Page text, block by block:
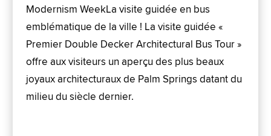
Modernism WeekLa visite guidée en bus
emblématique de la ville ! La visite guidée «
Premier Double Decker Architectural Bus Tour »
offre aux visiteurs un aperçu des plus beaux
joyaux architecturaux de Palm Springs datant du
milieu du siècle dernier.